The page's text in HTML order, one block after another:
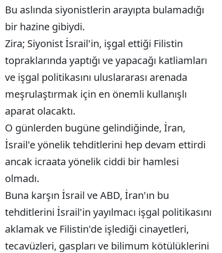
Bu aslında siyonistlerin arayıpta bulamadığı
bir hazine gibiydi.
Zira; Siyonist İsrail'in, işgal ettiği Filistin
topraklarında yaptığı ve yapacağı katliamları
ve işgal politikasını uluslararası arenada
meşrulaştırmak için en önemli kullanışlı
aparat olacaktı.
O günlerden bugüne gelindiğinde, İran,
İsrail'e yönelik tehditlerini hep devam ettirdi
ancak icraata yönelik ciddi bir hamlesi
olmadı.
Buna karşın İsrail ve ABD, İran'ın bu
tehditlerini İsrail'in yayılmacı işgal politikasını
aklamak ve Filistin'de işlediği cinayetleri,
tecavüzleri, gaspları ve bilimum kötülüklerini